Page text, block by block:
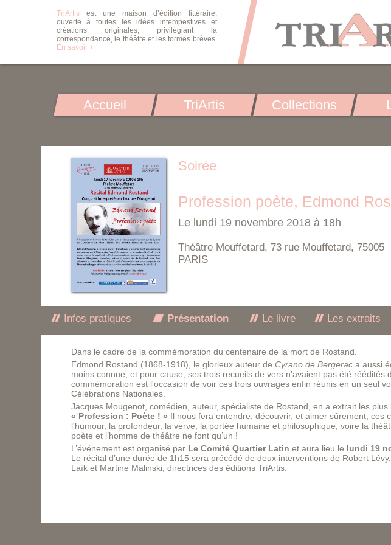
TriArtisest une maison d’édition littéraire,
ouverte à toutes les idées intempestives et
créations originales, privilégiant la
correspondance, le théâtre et les formes brèves.
En savoir +
Accueil TriArtis Collections
Soirée
Profession poète, Edmond
Le lundi 19 novembre 2018 à 18h
Théâtre Mouffetard, 73 rue Mouffetard, 75005
PARIS
Infos pratiques Présentation Le livre Les extraits
Dans le cadre de la commémoration du centenaire de la mort de Rostand.
Edmond Rostand (1868-1918), le glorieux auteur deCyrano de Bergerac a aussi
moins connue, et pour cause, ses trois recueils de vers n'avaient pas été réédités
commémoration est l'occasion de voir ces trois ouvrages enfin réunis en un seul
Célébrations Nationales.
Jacques Mougenot, comédien, auteur, spécialiste de Rostand, en a extrait les
« Profession : Poète ! » Il nous fera entendre, découvrir, et aimer sûrement, ces
l'humour, la profondeur, la verve, la portée humaine et philosophique, voire la
poète et l’homme de théâtre ne font qu’un !
L’événement est organisé par Le Comité Quartier Latin et aura lieu le lundi 19
Le récital d’une durée de 1h15 sera précédé de deux interventions de Robert
Laïk et Martine Malinski, directrices des éditions TriArtis.